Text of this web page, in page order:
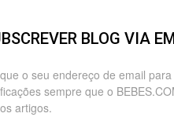
BLOG VIA
o seu endereço de email
sempre que o
artigos.